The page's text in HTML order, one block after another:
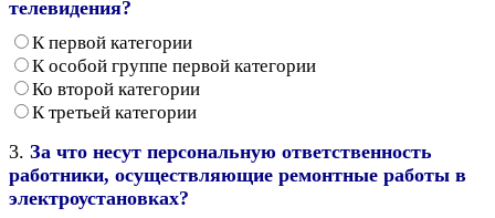
телевидения?
К первой категории
К особой группе первой категории
Ко второй категории
К третьей категории
3. За что несут персональную ответственность
работники, осуществляющие ремонтные работы в
электроустановках?